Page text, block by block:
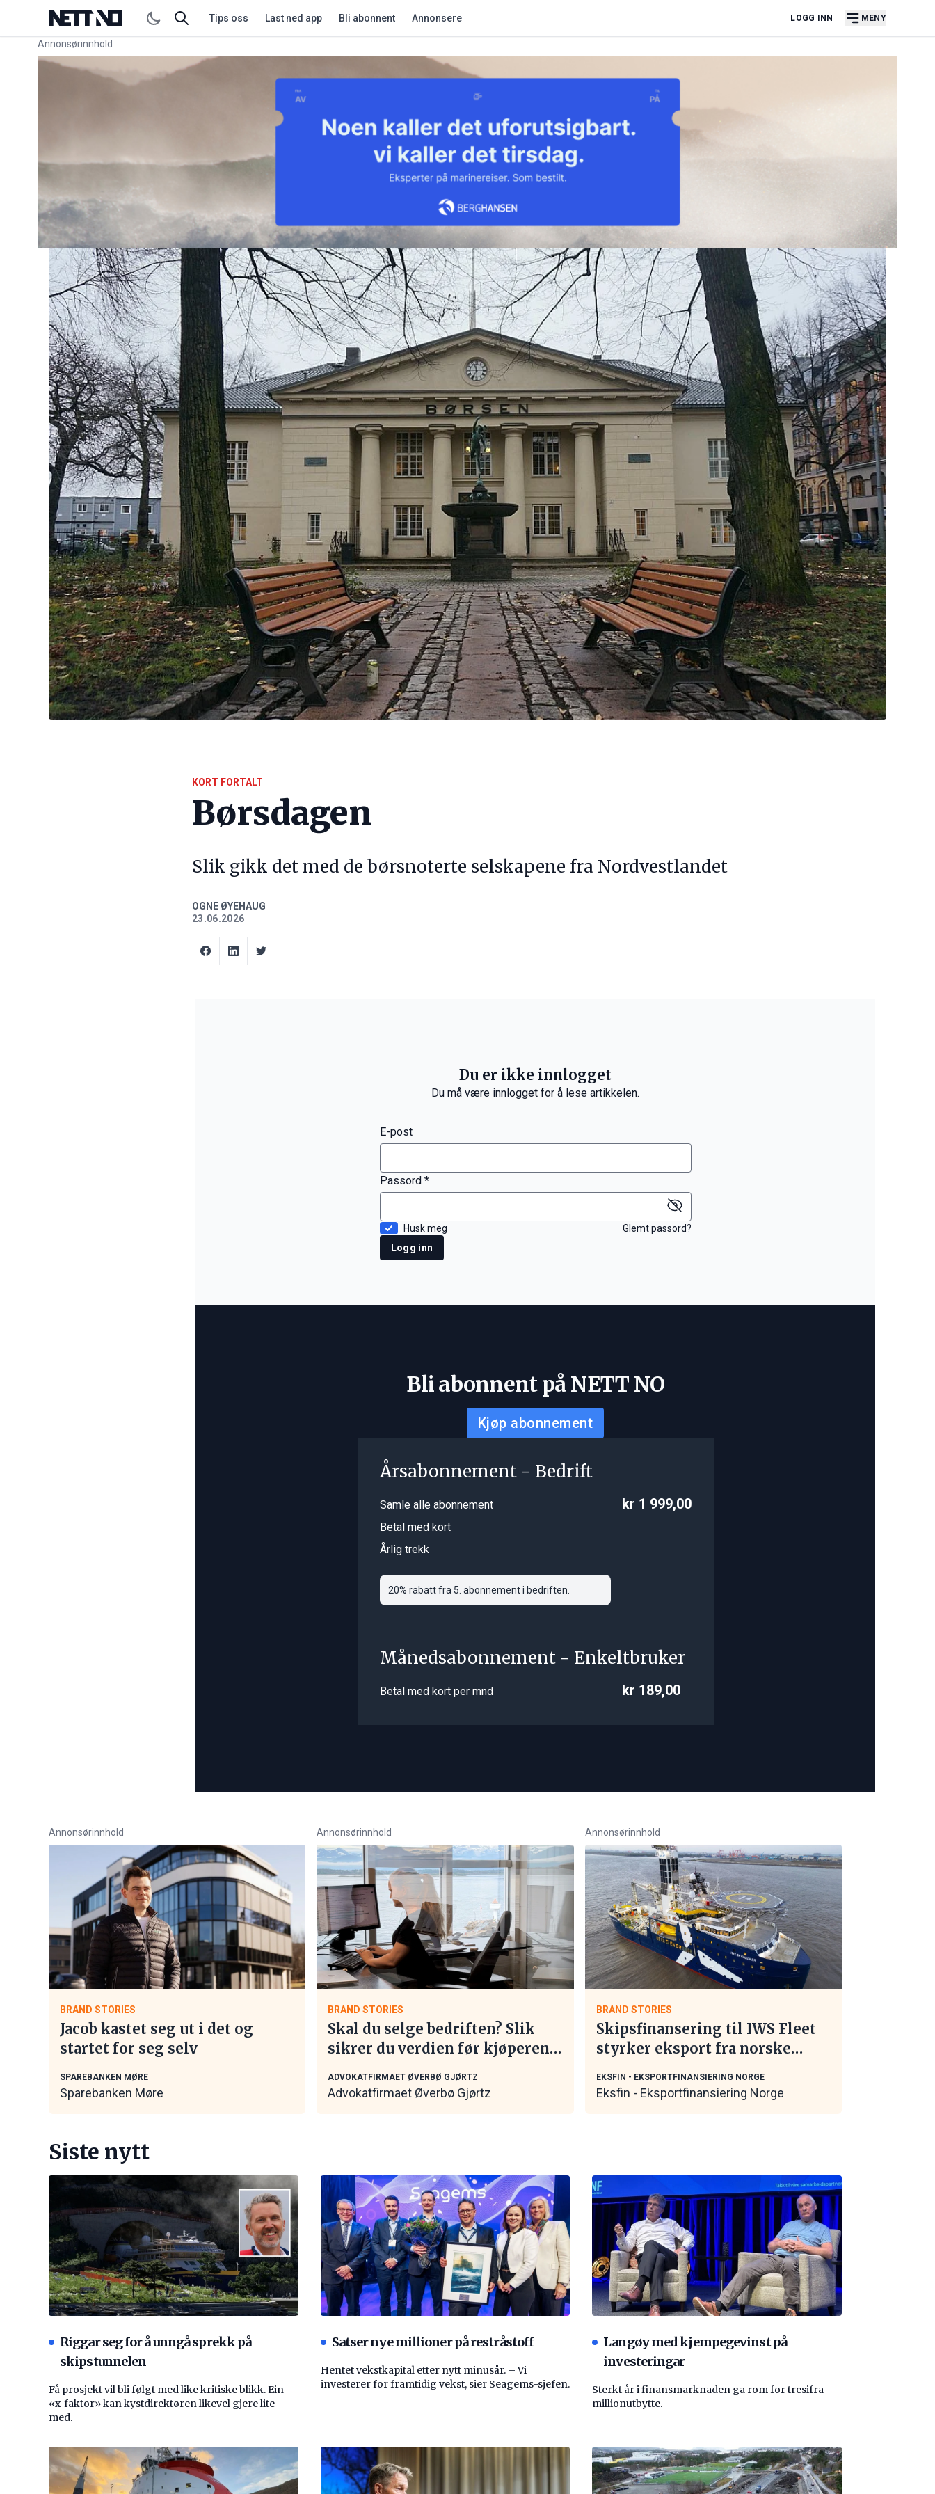
Tips oss Last ned app Bli abonnent Annonsere LOGG INN MENY
Annonsørinnhold
Link for annonse
KORT FORTALT
Børsdagen
Slik gikk det med de børsnoterte selskapene fra Nordvestlandet
OGNE ØYEHAUG
23.06.2026
Du er ikke innlogget
Du må være innlogget for å lese artikkelen.
E-post
Passord *
Husk meg
Glemt passord?
Logg inn
Bli abonnent på NETT NO
Kjøp abonnement
Årsabonnement - Bedrift
Samle alle abonnement
Betal med kort
Årlig trekk
20% rabatt fra 5. abonnement i bedriften.
kr 1 999,00
Månedsabonnement - Enkeltbruker
Betal med kort per mnd kr 189,00
Annonsørinnhold
BRAND STORIES
Jacob kastet seg ut i det og
startet for seg selv
SPAREBANKEN MØRE
Sparebanken Møre
Annonsørinnhold
BRAND STORIES
Skal du selge bedriften? Slik
sikrer du verdien før kjøperen
ADVOKATFIRMAET ØVERBØ GJØRTZ
Advokatfirmaet Øverbø Gjørtz
Annonsørinnhold
BRAND STORIES
Skipsfinansering til IWS Fleet
styrker eksport fra norske
EKSFIN - EKSPORTFINANSIERING NORGE
Eksfin - Eksportfinansiering Norge
Siste nytt
Riggar seg for å unngå sprekk på
skipstunnelen
Få prosjekt vil bli følgt med like kritiske blikk. Ein
«x-faktor» kan kystdirektøren likevel gjere lite
med.
Satser nye millioner på restråstoff
Hentet vekstkapital etter nytt minusår. – Vi
investerer for framtidig vekst, sier Seagems-sjefen.
Langøy med kjempegevinst på
investeringar
Sterkt år i finansmarknaden ga rom for tresifra
millionutbytte.